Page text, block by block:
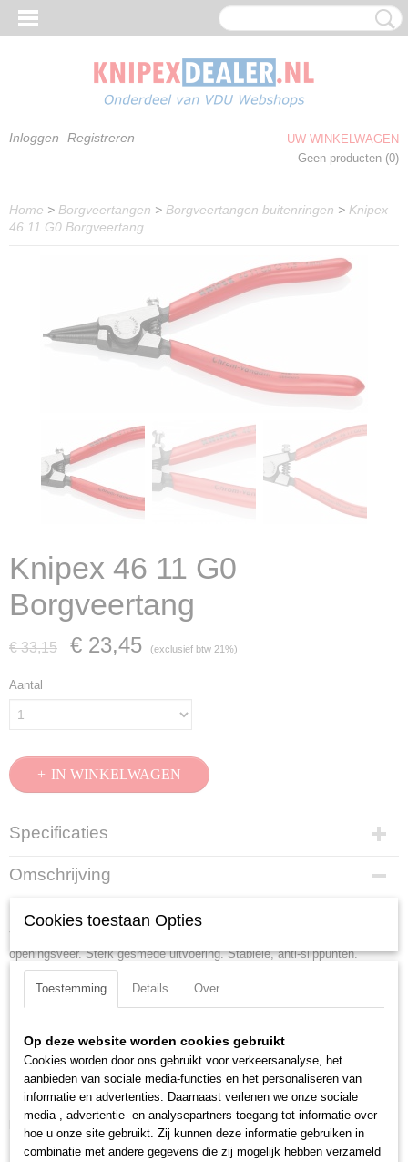
Inloggen Registreren
UW WINKELWAGEN
Geen producten (0)
Home > Borgveertangen > Borgveertangen buitenringen > Knipex
46 11 G0 Borgveertang
Knipex 46 11 G0
Borgveertang
€ 33,15 € 23,45 (exclusief btw 21%)
Aantal
IN WINKELWAGEN
Specificaties
Productcode
46 11 G0
4003773047896
46 11 G0
Netto gewicht
0,09 Kg
0,09 Kg
Afmetingen (l,b,h)
15 x 7 x 1,10 cm
Omschrijving
Voor het monteren van borgringen op assen van ? 1,5 - 30 mm. Met
openingsveer. Sterk gesmede uitvoering. Stabiele, anti-slippunten.
Lengte:140 mm
Tang afwerking:zwart geatramenteerd
Capaciteit voor asgatdiameter:
1.5 - 4 mm
Punten (diameter):0.9 mm
Downloads:
Datasheet specificaties
Cookies toestaan Opties
Toestemming Details Over
Op deze website worden cookies gebruikt
Cookies worden door ons gebruikt voor verkeersanalyse, het
aanbieden van sociale media-functies en het personaliseren van
informatie en advertenties. Daarnaast verlenen we onze sociale
media-, advertentie- en analysepartners toegang tot informatie over
hoe u onze site gebruikt. Zij kunnen deze informatie gebruiken in
combinatie met andere gegevens die zij mogelijk hebben verzameld